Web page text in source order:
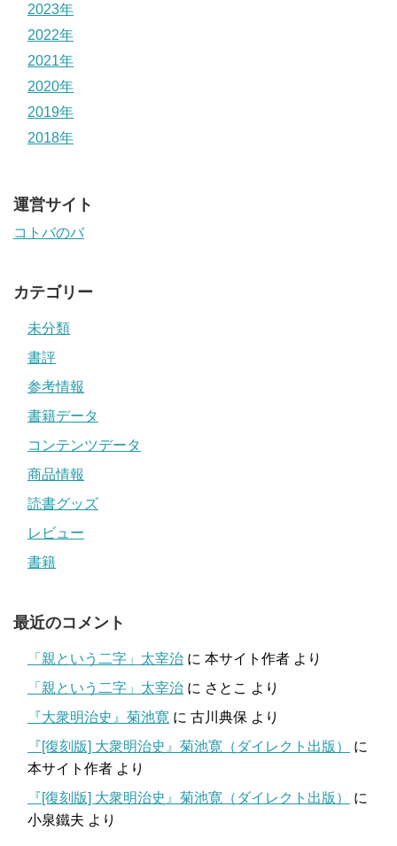
2023年
2022年
2021年
2020年
2019年
2018年
運営サイト
コトバのバ
カテゴリー
未分類
書評
参考情報
書籍データ
コンテンツデータ
商品情報
読書グッズ
レビュー
書籍
最近のコメント
「親という二字」太宰治 に 本サイト作者 より
「親という二字」太宰治 に さとこ より
『大衆明治史』菊池寛 に 古川典保 より
『[復刻版] 大衆明治史』菊池寛（ダイレクト出版）
に
本サイト作者 より
『[復刻版] 大衆明治史』菊池寛（ダイレクト出版）
に
小泉鐵夫 より